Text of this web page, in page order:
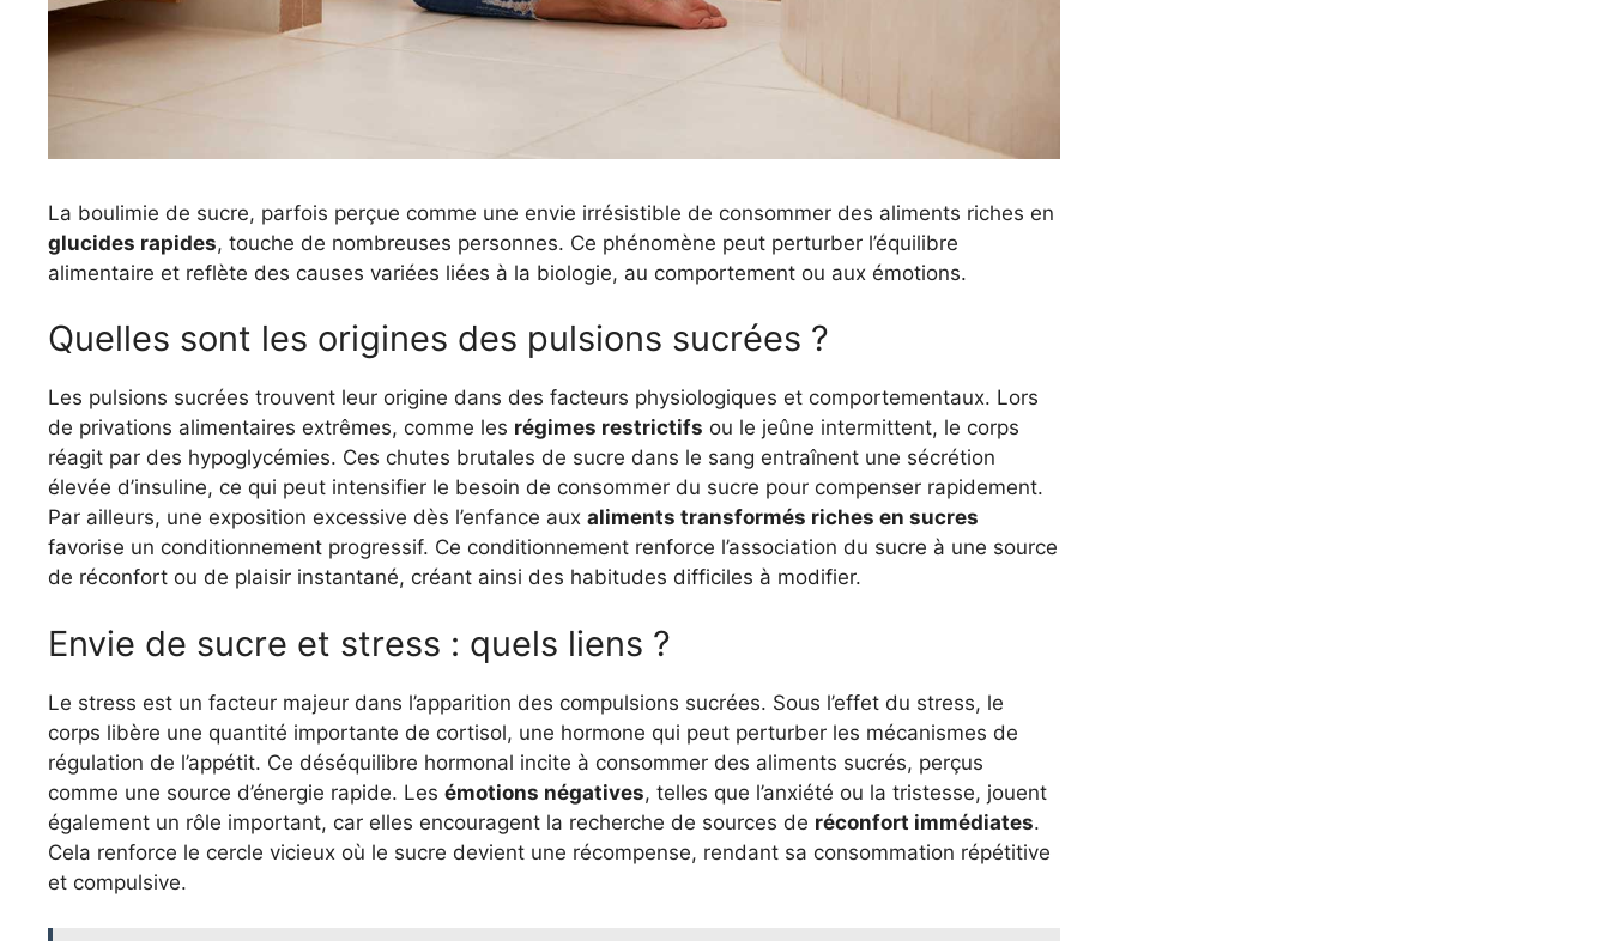
La boulimie de sucre, parfois perçue comme une envie irrésistible de consommer des aliments riches en
glucides rapides, touche de nombreuses personnes. Ce phénomène peut perturber l’équilibre
alimentaire et reflète des causes variées liées à la biologie, au comportement ou aux émotions.
Quelles sont les origines des pulsions sucrées ?
Les pulsions sucrées trouvent leur origine dans des facteurs physiologiques et comportementaux. Lors
de privations alimentaires extrêmes, comme les régimes restrictifs ou le jeûne intermittent, le corps
réagit par des hypoglycémies. Ces chutes brutales de sucre dans le sang entraînent une sécrétion
élevée d’insuline, ce qui peut intensifier le besoin de consommer du sucre pour compenser rapidement.
Par ailleurs, une exposition excessive dès l’enfance aux aliments transformés riches en sucres
favorise un conditionnement progressif. Ce conditionnement renforce l’association du sucre à une source
de réconfort ou de plaisir instantané, créant ainsi des habitudes difficiles à modifier.
Envie de sucre et stress : quels liens ?
Le stress est un facteur majeur dans l’apparition des compulsions sucrées. Sous l’effet du stress, le
corps libère une quantité importante de cortisol, une hormone qui peut perturber les mécanismes de
régulation de l’appétit. Ce déséquilibre hormonal incite à consommer des aliments sucrés, perçus
comme une source d’énergie rapide. Les émotions négatives, telles que l’anxiété ou la tristesse, jouent
également un rôle important, car elles encouragent la recherche de sources de réconfort immédiates.
Cela renforce le cercle vicieux où le sucre devient une récompense, rendant sa consommation répétitive
et compulsive.